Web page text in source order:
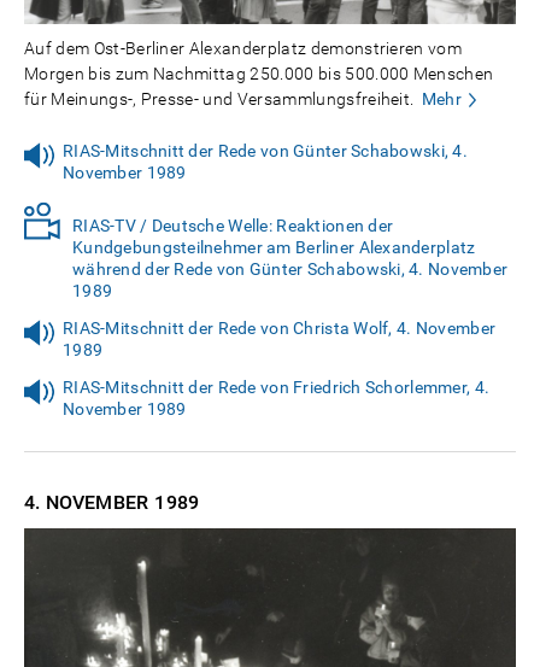
Auf dem Ost-Berliner Alexanderplatz demonstrieren vom
Morgen bis zum Nachmittag 250.000 bis 500.000 Menschen
für Meinungs-, Presse- und Versammlungsfreiheit. Mehr
RIAS-Mitschnitt der Rede von Günter Schabowski, 4.
November 1989
RIAS-TV / Deutsche Welle: Reaktionen der
Kundgebungsteilnehmer am Berliner Alexanderplatz
während der Rede von Günter Schabowski, 4. November
1989
RIAS-Mitschnitt der Rede von Christa Wolf, 4. November
1989
RIAS-Mitschnitt der Rede von Friedrich Schorlemmer, 4.
November 1989
4. NOVEMBER 1989